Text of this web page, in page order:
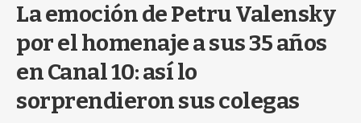
La emoción de Petru Valensky
por el homenaje a sus 35 años
en Canal 10: así lo
sorprendieron sus colegas